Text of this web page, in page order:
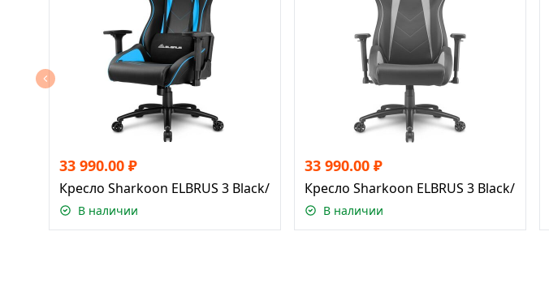
33 990.00 ₽
Кресло Sharkoon ELBRUS 3 Black/Blue
В наличии
33 990.00 ₽
Кресло Sharkoon ELBRUS 3 Black/Grey
В наличии